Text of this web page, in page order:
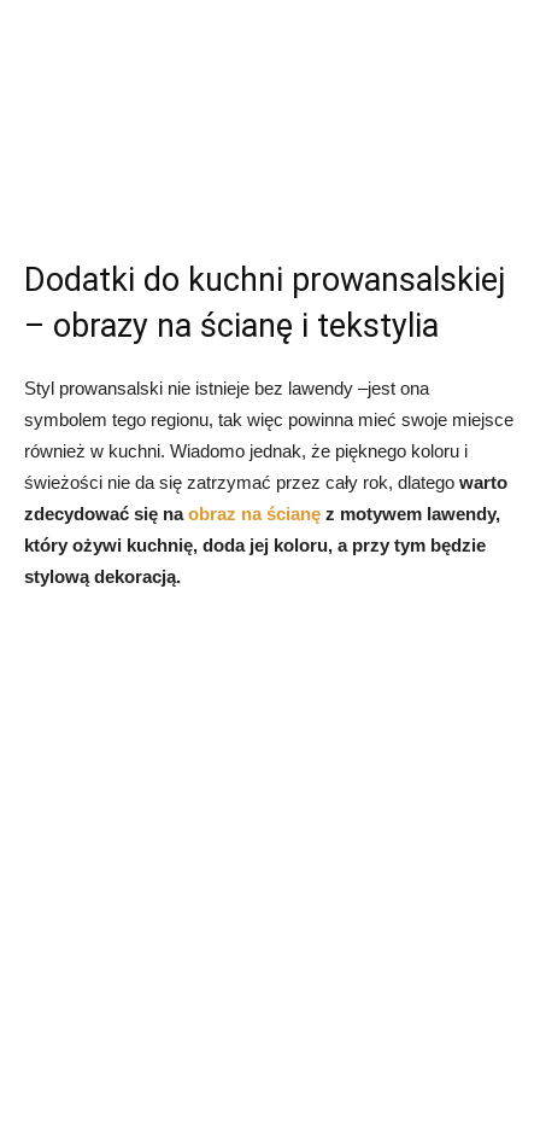
Dodatki do kuchni prowansalskiej
– obrazy na ścianę i tekstylia
Styl prowansalski nie istnieje bez lawendy –jest ona
symbolem tego regionu, tak więc powinna mieć swoje miejsce
również w kuchni. Wiadomo jednak, że pięknego koloru i
świeżości nie da się zatrzymać przez cały rok, dlatego warto
zdecydować się naobraz na ścianę z motywem lawendy,
który ożywi kuchnię, doda jej koloru, a przy tym będzie
stylową dekoracją.